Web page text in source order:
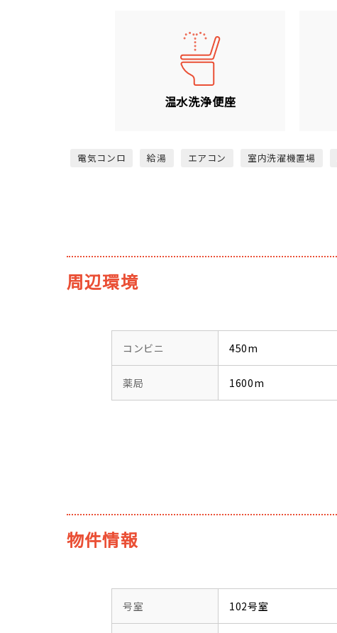
温水洗浄便座
電気コンロ 給湯 エアコン 室内洗濯機置場
周辺環境
コンビニ 450m
薬局 1600m
物件情報
号室 102号室